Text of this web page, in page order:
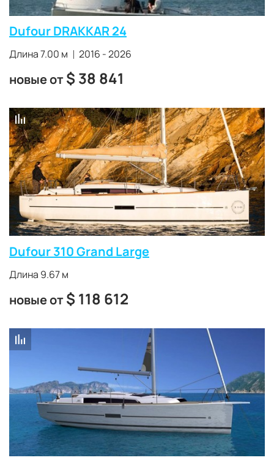
Франции по-прежнемуделают верфь крупнейшим
мировым производителем в своем классе. Она
производит по 400 яхт в год и самостоятельно
контролирует весь процесс производства.
Dufour DRAKKAR 24
Длина 7.00 м 2016 - 2026
новые от$ 38 841
Dufour 310 Grand Large
Длина 9.67 м
новые от$ 118 612